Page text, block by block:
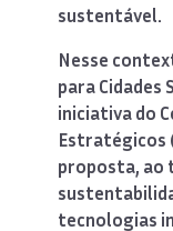
sustentável.
Nesse
para Cidades
iniciativa do
Estratégicos
proposta, ao
tecnologias